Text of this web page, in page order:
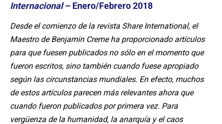
Internacional– Enero/Febrero 2018
Desde el comienzo de la revista Share International, el
Maestro de Benjamin Creme ha proporcionado artículos
para que fuesen publicados no sólo en el momento que
fueron escritos, sino también cuando fuese apropiado
según las circunstancias mundiales. En efecto, muchos
de estos artículos parecen más relevantes ahora que
cuando fueron publicados por primera vez. Para
vergüenza de la humanidad, la anarquía y el caos